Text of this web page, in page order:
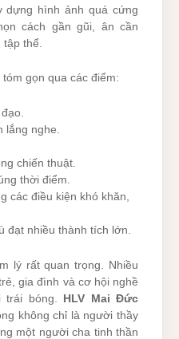
dựng hình ảnh quá cứng
cách gần gũi, ân cần
thể.
gọn qua các điểm:
lắng nghe.
chiến thuật.
thời điểm.
các điều kiện khó khăn,
đạt nhiều thành tích lớn.
lý rất quan trọng. Nhiều
gia đình và cơ hội nghề
trái bóng.
HLV Mai Đức
không chỉ là người thầy
một người cha tinh thần